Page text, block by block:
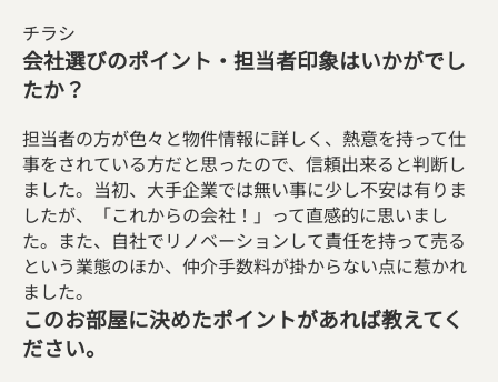
チラシ
会社選びのポイント・担当者印象はいかがでし
たか？
担当者の方が色々と物件情報に詳しく、熱意を持って仕
事をされている方だと思ったので、信頼出来ると判断し
ました。当初、大手企業では無い事に少し不安は有りま
したが、「これからの会社！」って直感的に思いまし
た。また、自社でリノベーションして責任を持って売る
という業態のほか、仲介手数料が掛からない点に惹かれ
ました。
このお部屋に決めたポイントがあれば教えてく
ださい。